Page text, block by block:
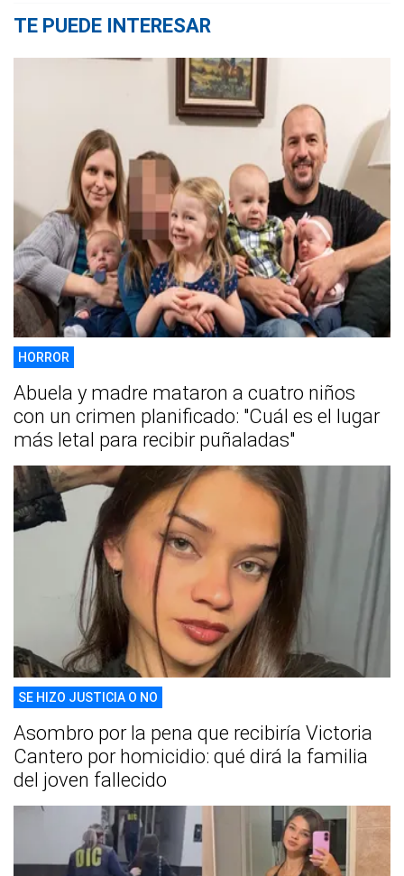
TE PUEDE INTERESAR
HORROR
Abuela y madre mataron a cuatro niños
con un crimen planificado: "Cuál es el lugar
más letal para recibir puñaladas"
SE HIZO JUSTICIA O NO
Asombro por la pena que recibiría Victoria
Cantero por homicidio: qué dirá la familia
del joven fallecido